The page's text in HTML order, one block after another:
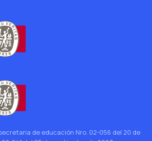
de educación Nro. 02-056 del 20 de